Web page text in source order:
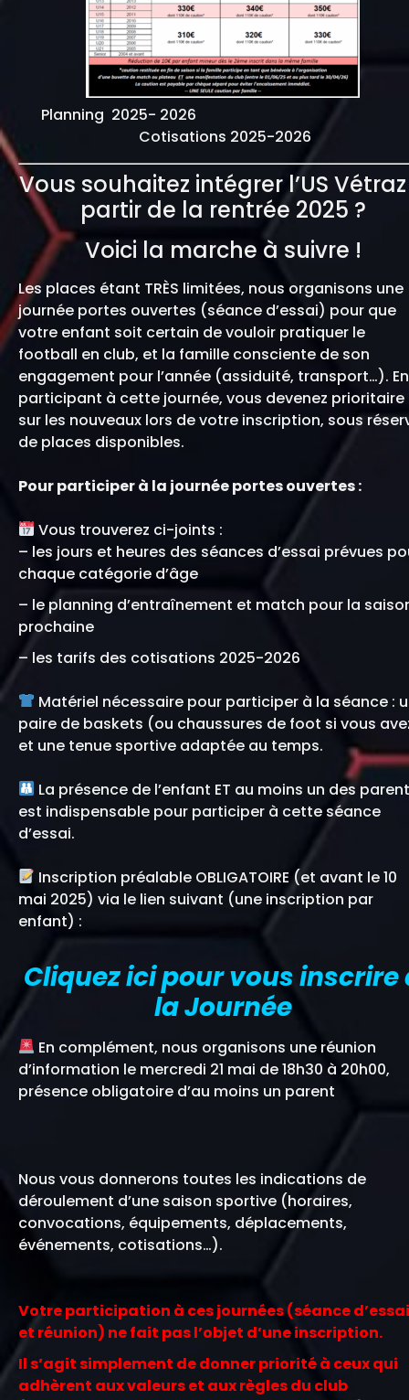
Planning 2025- 2026
Cotisations 2025-2026
Vous souhaitez intégrer l’US
partir de la rentrée 2025 ?
Voici la marche à suivre !
Les places étant TRÈS limitées, nous organisons une
journée portes ouvertes (séance d’essai) pour que
votre enfant soit certain de vouloir pratiquer le
football en club, et la famille consciente de son
engagement pour l’année (assiduité, transport…). En
participant à cette journée, vous devenez prioritaire
sur les nouveaux lors de votre inscription, sous
de places disponibles.
Pour participer à la journée portes ouvertes :
Vous trouverez ci-joints :
– les jours et heures des séances d’essai prévues
chaque catégorie d’âge
– le planning d’entraînement et match pour la
prochaine
– les tarifs des cotisations 2025-2026
Matériel nécessaire pour participer à la séance :
paire de baskets (ou chaussures de foot si vous
et une tenue sportive adaptée au temps.
La présence de l’enfant ET au moins un des
est indispensable pour participer à cette séance
d’essai.
Inscription préalable OBLIGATOIRE (et avant le 10
mai 2025) via le lien suivant (une inscription par
enfant) :
Cliquez ici pour vous inscrire
la Journée
En complément, nous organisons une réunion
d’information le mercredi 21 mai de 18h30 à 20h00,
présence obligatoire d’au moins un parent
Nous vous donnerons toutes les indications de
déroulement d’une saison sportive (horaires,
convocations, équipements, déplacements,
événements, cotisations…).
Votre participation à ces journées (séance d’essai
et réunion) ne fait pas l’objet d’une inscription.
Il s’agit simplement de donner priorité à ceux qui
adhèrent aux valeurs et aux règles du club